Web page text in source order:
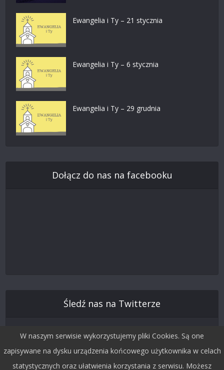
Ewangelia i Ty – 21 stycznia
Ewangelia i Ty – 6 stycznia
Ewangelia i Ty – 29 grudnia
Dołącz do nas na facebooku
Śledź nas na Twitterze
W naszym serwisie wykorzystujemy pliki Cookies. Są one
zapisywane na dysku urządzenia końcowego użytkownika w celach
statystycznych oraz ułatwienia korzystania z serwisu. Możesz